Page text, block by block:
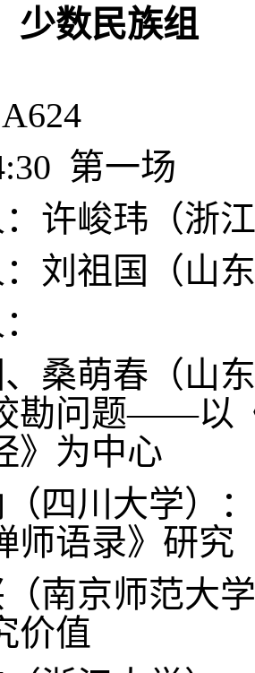
少数民族组
第一场
许峻玮（浙
刘祖国（山
桑萌春（山
勘问题——以
》为中心
四川大学）
师语录》研究
南京师范大
价值